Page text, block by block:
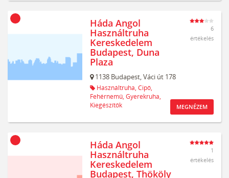
Háda Angol
Használtruha
Kereskedelem
Budapest, Duna
Plaza
1138 Budapest,Váci út 178
Használtruha, Cipő,
Fehérnemű, Gyerekruha,
Kiegészítők
6
értékelés
MEGNÉZEM
Háda Angol
Használtruha
Kereskedelem
Budapest, Thököly
1
értékelés